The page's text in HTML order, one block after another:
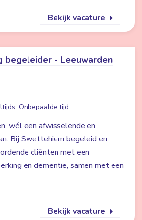
Bekijk vacature
begeleider - Leeuwarden
Onbepaalde tijd
wél een afwisselende en
Bij Swettehiem begeleid en
cliënten met een
en dementie, samen met een
Bekijk vacature